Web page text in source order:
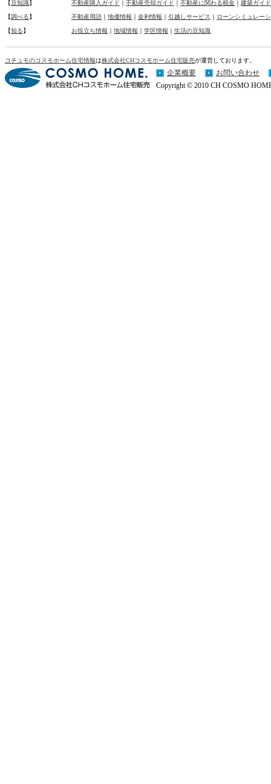
【豆知識】 不動産購入ガイド ｜ 不動産売却ガイド ｜ 不動産に関わる税金 ｜ 建築ガイド
【調べる】 不動産用語 ｜ 地価情報 ｜ 金利情報 ｜ 引越しサービス ｜ ローンシミュレー
【知る】 お役立ち情報 ｜ 地域情報 ｜ 学区情報 ｜ 生活の豆知識
コチュモのコスモホーム住宅情報は株式会社CHコスモホーム住宅販売が運営しております。
企業概要
お問い合わせ
Copyright © 2010 CH COSMO